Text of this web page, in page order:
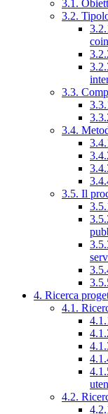
3.1.
3.2.
3.3.
3.4.
3.5. Il
4. Ricerca
4.1.
4.2.